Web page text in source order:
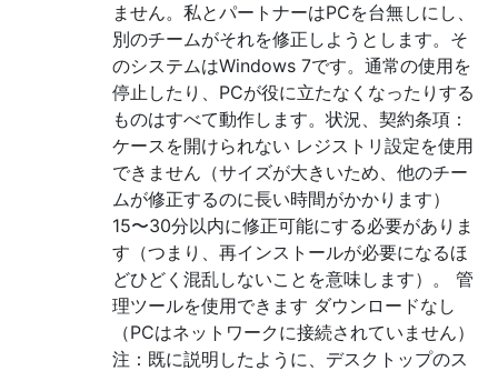
ません。私とパートナーはPCを台無しにし、
別のチームがそれを修正しようとします。そ
のシステムはWindows 7です。通常の使用を
停止したり、PCが役に立たなくなったりする
ものはすべて動作します。状況、契約条項：
ケースを開けられない レジストリ設定を使用
できません（サイズが大きいため、他のチー
ムが修正するのに長い時間がかかります）
15〜30分以内に修正可能にする必要がありま
す（つまり、再インストールが必要になるほ
どひどく混乱しないことを意味します）。 管
理ツールを使用できます ダウンロードなし
（PCはネットワークに接続されていません）
注：既に説明したように、デスクトップのス